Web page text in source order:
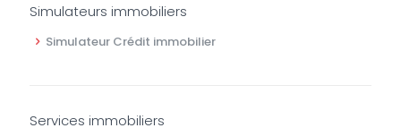
Simulateurs immobiliers
Simulateur Crédit immobilier
Services immobiliers